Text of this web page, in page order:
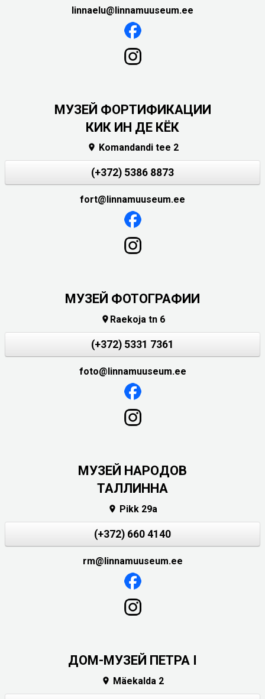
linnaelu@linnamuuseum.ee
МУЗЕЙ ФОРТИФИКАЦИИ
КИК ИН ДЕ КЁК
 Komandandi tee 2
(+372) 5386 8873
fort@linnamuuseum.ee
МУЗЕЙ ФОТОГРАФИИ
 Raekoja tn 6
(+372) 5331 7361
foto@linnamuuseum.ee
MУЗЕЙ НАРОДОВ
ТАЛЛИННА
 Pikk 29a
(+372) 660 4140
rm@linnamuuseum.ee
ДОМ-МУЗЕЙ ПЕТРА I
 Mäekalda 2